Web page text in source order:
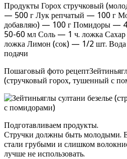
Продукты Горох стручковый
— 500 г Лук репчатый — 100 г
добавляю) — 100 г Помидоры —
50-60 мл Соль — 1 ч. ложка
ложка Лимон (сок) — 1/2 шт.
подачи
Пошаговый фото
(стручковый горох, тушенный с
Подготавливаем продукты.
Стручки должны быть молодыми.
стали грубыми и слишком
лучше не использовать.